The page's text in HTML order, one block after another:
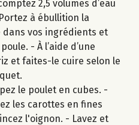
2,5 volumes d’eau
à ébullition la
vos ingrédients et
- À l’aide d’une
et faites-le cuire selon le
le poulet en cubes. -
les carottes en fines
l'oignon. - Lavez et